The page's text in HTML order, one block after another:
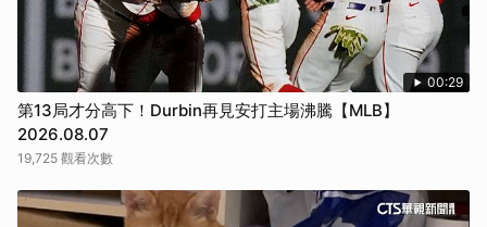
00:29
第13局才分高下！Durbin再見安打主場沸騰【MLB】
2026.08.07
19,725 觀看次數